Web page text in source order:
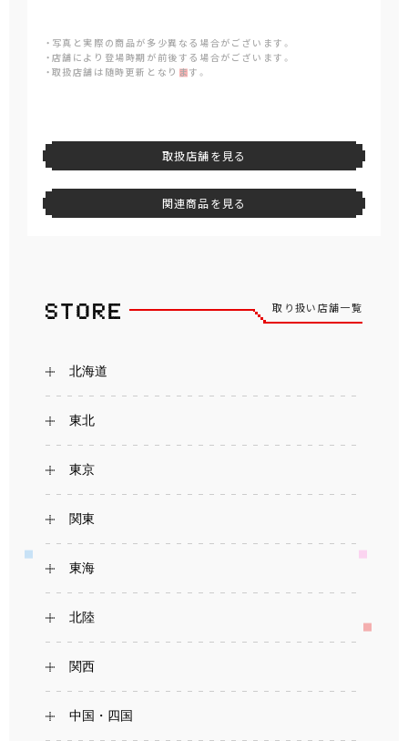
・写真と実際の商品が多少異なる場合がございます。
・店舗により登場時期が前後する場合がございます。
・取扱店舗は随時更新となります。
取扱店舗を見る
関連商品を見る
取り扱い店舗一覧
北海道
東北
東京
関東
東海
北陸
関西
中国・四国